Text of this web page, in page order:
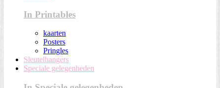
In Printables
kaarten
Posters
Pringles
Sleutelhangers
Speciale gelegenheden